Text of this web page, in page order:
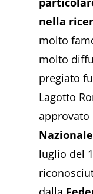
nella
molto
molto
pregiato
Lagotto
approvato
luglio del